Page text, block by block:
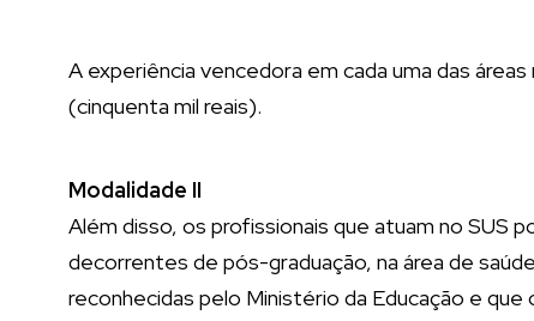
A experiência vencedora em cada uma das
(cinquenta mil reais).
Modalidade II
Além disso, os profissionais que atuam no SUS
decorrentes de pós-graduação, na área de
reconhecidas pelo Ministério da Educação e